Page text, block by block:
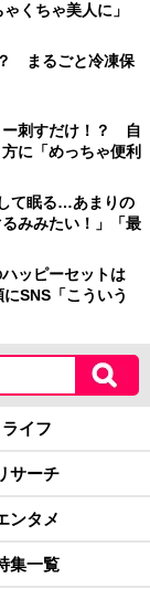
くちゃ美人に」
まるごと冷凍保
ー刺すだけ！？ 自
に「めっちゃ便利
て眠る…あまりの
みみたい！」「最
ッピーセットは
SNS「こういう
ライフ
サーチ
ンタメ
集一覧